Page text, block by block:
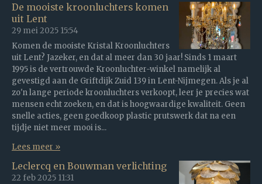
De mooiste kroonluchters komen
uit Lent
29 mei 2025 15:54
Komen de mooiste Kristal Kroonluchters
uit Lent? Jazeker, en dat al meer dan 30 jaar! Sinds 1 maart
1995 is de vertrouwde Kroonluchter-winkel namelijk al
gevestigd aan de Griftdijk Zuid 139 in Lent-Nijmegen. Als je al
zo'n lange periode kroonluchters verkoopt, leer je precies wat
mensen echt zoeken, en dat is hoogwaardige kwaliteit. Geen
snelle acties, geen goedkoop plastic prutswerk dat na een
tijdje niet meer mooi is...
Lees meer »
Leclercq en Bouwman verlichting
22 feb 2025 11:31